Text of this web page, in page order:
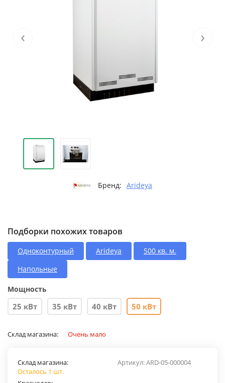
‹ ›
Бренд: Arideya
Подборки похожих товаров
Одноконтурный Arideya
500 кв. м.
Напольные
Мощность
25 кВт 35 кВт 40 кВт 50 кВт
Склад магазина: Очень мало
Артикул:ARD-05-000004
Склад магазина:
Осталось 1 шт.